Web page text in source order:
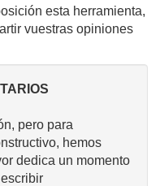
esta herramienta,
vuestras opiniones
pero para
hemos
dedica un momento